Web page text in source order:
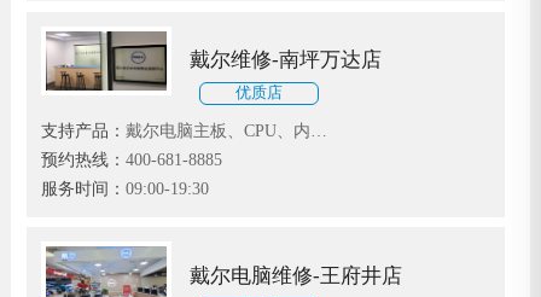
戴尔维修-南坪万达店
优质店
支持产品： 戴尔电脑主板、CPU、内
存、显卡、声卡、硬盘、光驱、系统等
故障维修
预约热线： 400-681-8885
服务时间： 09:00-19:30
戴尔电脑维修-王府井店